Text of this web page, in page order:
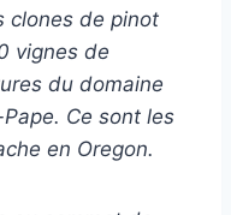
de pinot
vignes de
du domaine
Ce sont les
en Oregon.